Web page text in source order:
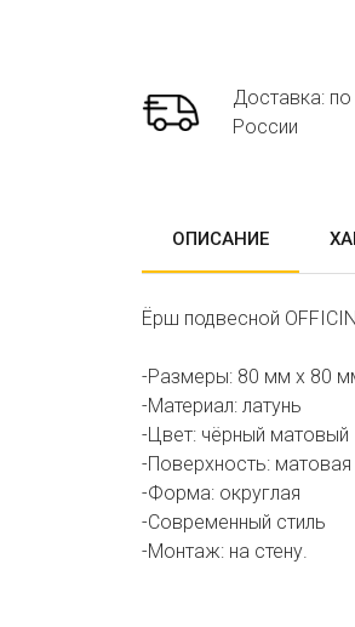
Доставка: по
России
ОПИСАНИЕ
Ёрш подвесной
-Размеры: 80 мм х 80
-Материал: латунь
-Цвет: чёрный матовый
-Поверхность: матовая
-Форма: округлая
-Современный стиль
-Монтаж: на стену.